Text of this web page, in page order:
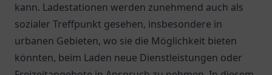
kann. Ladestationen werden zunehmend auch als
sozialer Treffpunkt gesehen, insbesondere in
urbanen Gebieten, wo sie die Möglichkeit bieten
könnten, beim Laden neue Dienstleistungen oder